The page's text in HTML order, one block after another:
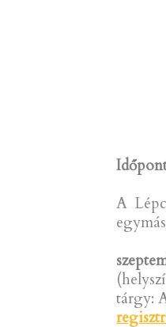
A
tárgy: